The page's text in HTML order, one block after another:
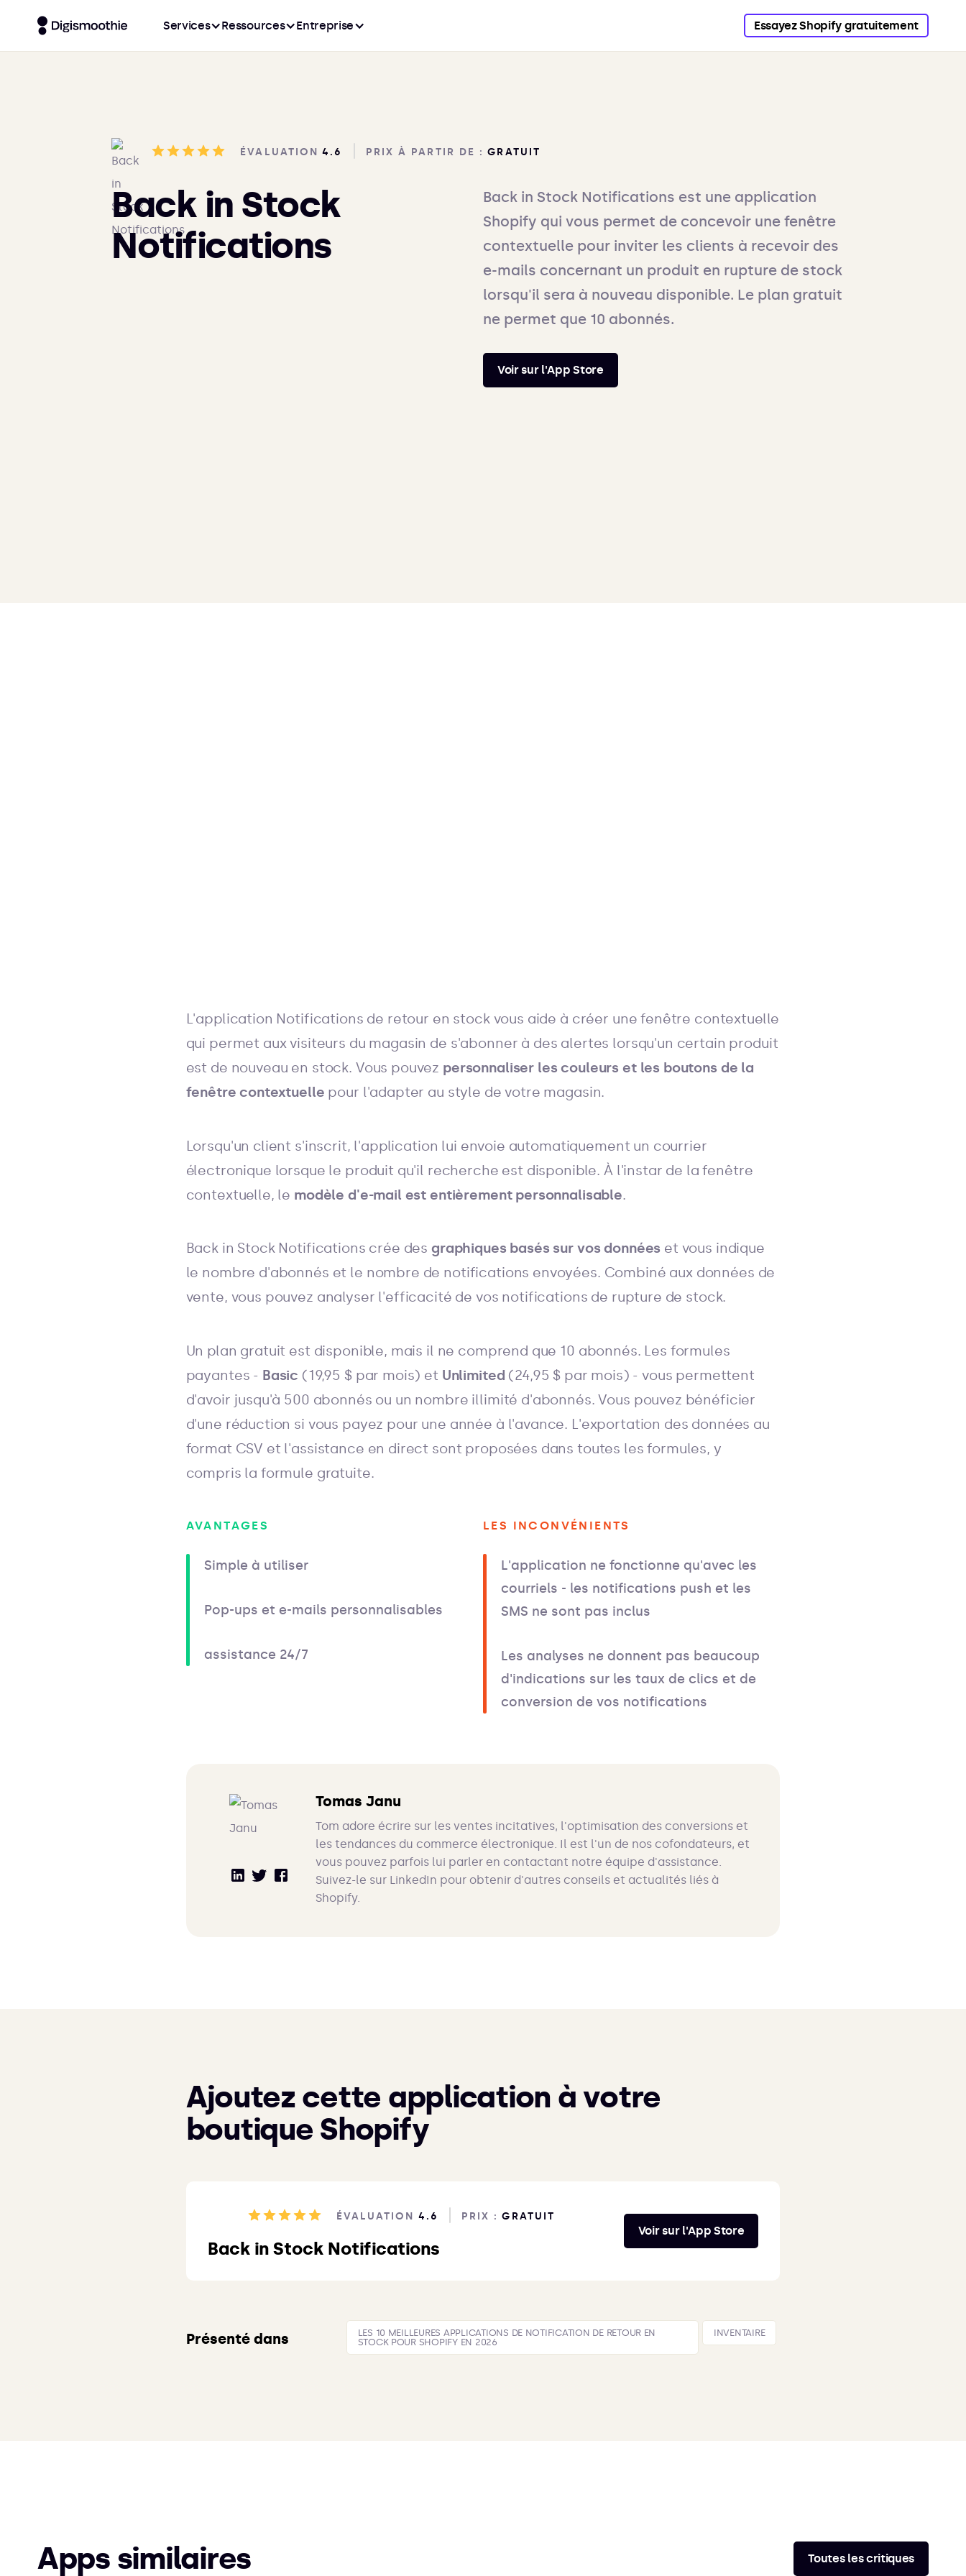
Services Ressources Entreprise Essayez Shopify gratuitement
ÉVALUATION 4.6 PRIX À PARTIR DE : GRATUIT
Back in Stock
Notifications
Back in Stock Notifications est une application
Shopify qui vous permet de concevoir une fenêtre
contextuelle pour inviter les clients à recevoir des
e-mails concernant un produit en rupture de stock
lorsqu'il sera à nouveau disponible. Le plan gratuit
ne permet que 10 abonnés.
Voir sur l'App Store
L'application Notifications de retour en stock vous aide à créer une fenêtre contextuelle
qui permet aux visiteurs du magasin de s'abonner à des alertes lorsqu'un certain produit
est de nouveau en stock. Vous pouvez personnaliser les couleurs et les boutons de la
fenêtre contextuelle pour l'adapter au style de votre magasin.
Lorsqu'un client s'inscrit, l'application lui envoie automatiquement un courrier
électronique lorsque le produit qu'il recherche est disponible. À l'instar de la fenêtre
contextuelle, le modèle d'e-mail est entièrement personnalisable.
Back in Stock Notifications crée desgraphiques basés sur vos données et vous indique
le nombre d'abonnés et le nombre de notifications envoyées. Combiné aux données de
vente, vous pouvez analyser l'efficacité de vos notifications de rupture de stock.
Un plan gratuit est disponible, mais il ne comprend que 10 abonnés. Les formules
payantes - Basic (19,95 $ par mois) et Unlimited (24,95 $ par mois) - vous permettent
d'avoir jusqu'à 500 abonnés ou un nombre illimité d'abonnés. Vous pouvez bénéficier
d'une réduction si vous payez pour une année à l'avance. L'exportation des données au
format CSV et l'assistance en direct sont proposées dans toutes les formules, y
compris la formule gratuite.
AVANTAGES
Simple à utiliser
Pop-ups et e-mails personnalisables
assistance 24/7
LES INCONVÉNIENTS
L'application ne fonctionne qu'avec les
courriels - les notifications push et les
SMS ne sont pas inclus
Les analyses ne donnent pas beaucoup
d'indications sur les taux de clics et de
conversion de vos notifications
Tomas Janu
Tom adore écrire sur les ventes incitatives, l'optimisation des conversions et
les tendances du commerce électronique. Il est l'un de nos cofondateurs, et
vous pouvez parfois lui parler en contactant notre équipe d'assistance.
Suivez-le sur LinkedIn pour obtenir d'autres conseils et actualités liés à
Shopify.
Ajoutez cette application à votre
boutique Shopify
ÉVALUATION 4.6 PRIX : GRATUIT
Back in Stock Notifications
Voir sur l'App Store
Présenté dans
LES 10 MEILLEURES APPLICATIONS DE NOTIFICATION DE RETOUR EN
STOCK POUR SHOPIFY EN 2026
INVENTAIRE
Apps similaires Toutes les critiques